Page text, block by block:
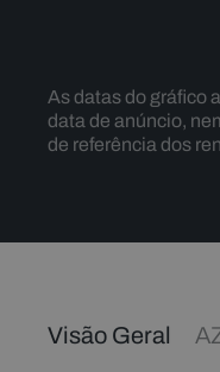
As datas do gráfico
data de anúncio,
de referência dos
Visão Geral